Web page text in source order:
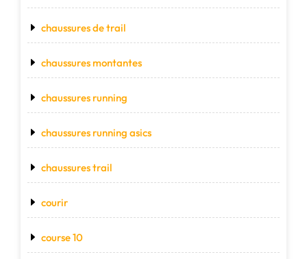
chaussures de trail
chaussures montantes
chaussures running
chaussures running asics
chaussures trail
courir
course 10